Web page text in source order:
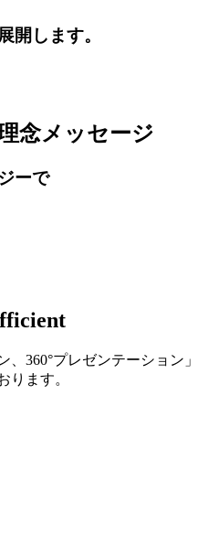
開します。
念メッセージ
ーで
360°プレゼンテーション」
ります。